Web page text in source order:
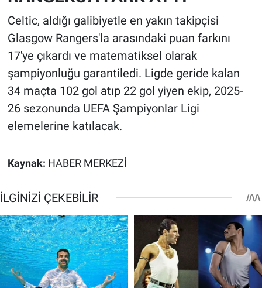
Celtic, aldığı galibiyetle en yakın takipçisi
Glasgow Rangers'la arasındaki puan farkını
17'ye çıkardı ve matematiksel olarak
şampiyonluğu garantiledi. Ligde geride kalan
34 maçta 102 gol atıp 22 gol yiyen ekip, 2025-
26 sezonunda UEFA Şampiyonlar Ligi
elemelerine katılacak.
Kaynak: HABER MERKEZİ